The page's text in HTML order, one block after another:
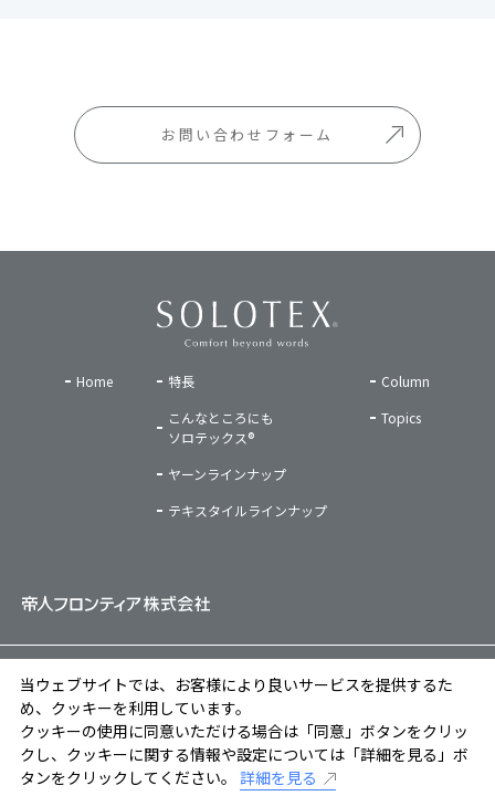
お問い合わせフォーム
Home
特長
こんなところにも
ソロテックス®
ヤーンラインナップ
テキスタイルラインナップ
Column
Topics
ご利用条件 プライバシーポリシー ソーシャルメディアポリシー
クッキーポリシー
Copyright © TEIJIN FRONTIER CO., LTD. All Rights Reserved.
当ウェブサイトでは、お客様により良いサービスを提供するた
め、クッキーを利用しています。
クッキーの使用に同意いただける場合は「同意」ボタンをクリッ
クし、クッキーに関する情報や設定については「詳細を見る」ボ
タンをクリックしてください。 詳細を見る